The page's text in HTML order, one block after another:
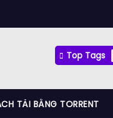
Top Tags
TẢI BẰNG TORRENT